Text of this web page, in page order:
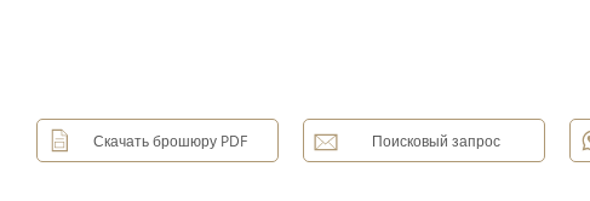
Скачать брошюру PDF Поисковый запрос